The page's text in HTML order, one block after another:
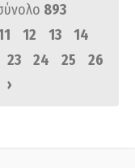
893
12 13
14
23 24 25
26
›